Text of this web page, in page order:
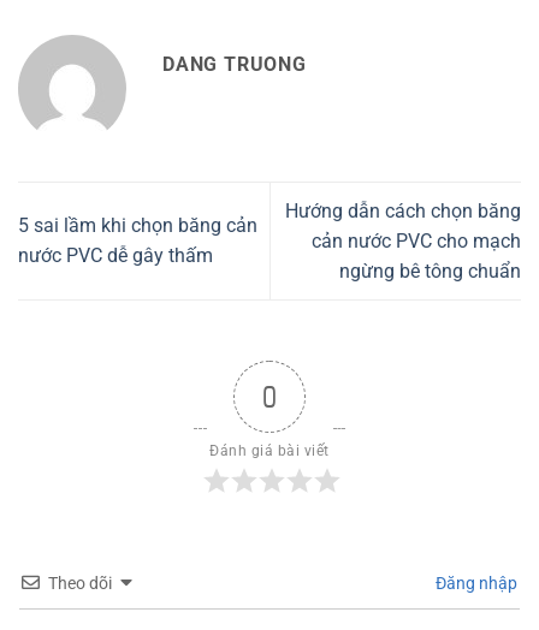
DANG TRUONG
5 sai lầm khi chọn băng cản
nước PVC dễ gây thấm
Hướng dẫn cách chọn băng
cản nước PVC cho mạch
ngừng bê tông chuẩn
0
Đánh giá bài viết
Theo dõi Đăng nhập